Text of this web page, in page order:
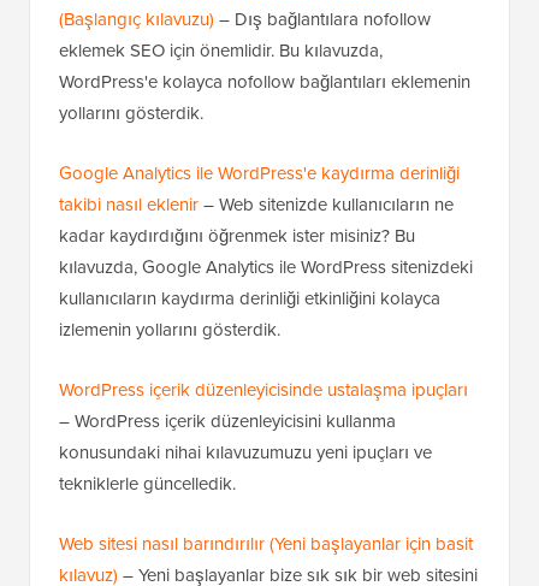
(Başlangıç kılavuzu) – Dış bağlantılara nofollow
eklemek SEO için önemlidir. Bu kılavuzda,
WordPress'e kolayca nofollow bağlantıları eklemenin
yollarını gösterdik.
Google Analytics ile WordPress'e kaydırma derinliği
takibi nasıl eklenir– Web sitenizde kullanıcıların ne
kadar kaydırdığını öğrenmek ister misiniz? Bu
kılavuzda, Google Analytics ile WordPress sitenizdeki
kullanıcıların kaydırma derinliği etkinliğini kolayca
izlemenin yollarını gösterdik.
WordPress içerik düzenleyicisinde ustalaşma ipuçları
– WordPress içerik düzenleyicisini kullanma
konusundaki nihai kılavuzumuzu yeni ipuçları ve
tekniklerle güncelledik.
Web sitesi nasıl barındırılır (Yeni başlayanlar için basit
kılavuz) – Yeni başlayanlar bize sık sık bir web sitesini